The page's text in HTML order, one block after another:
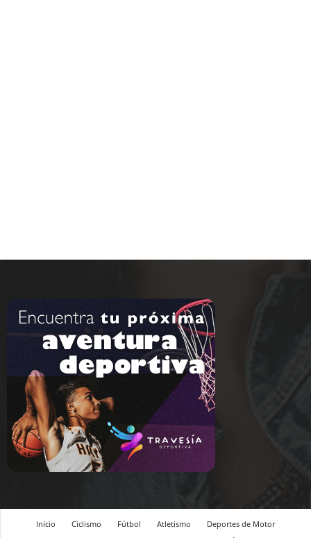
Inicio Ciclismo Fútbol Atletismo
Deportes de Motor